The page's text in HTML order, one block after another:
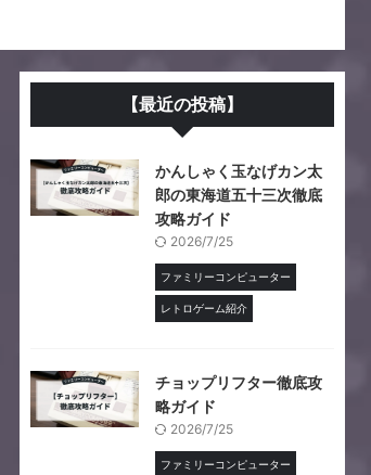
【最近の投稿】
かんしゃく玉なげカン太
郎の東海道五十三次徹底
攻略ガイド
2026/7/25
ファミリーコンピューター
レトロゲーム紹介
チョップリフター徹底攻
略ガイド
2026/7/25
ファミリーコンピューター